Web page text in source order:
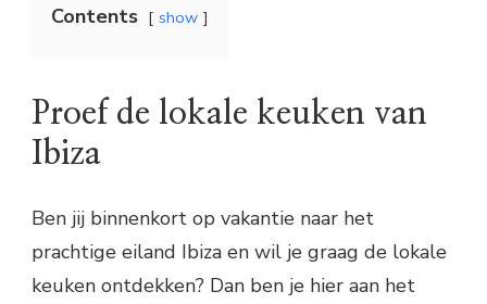
Contents show
Proef de lokale keuken van
Ibiza
Ben jij binnenkort op vakantie naar het
prachtige eiland Ibiza en wil je graag de lokale
keuken ontdekken? Dan ben je hier aan het